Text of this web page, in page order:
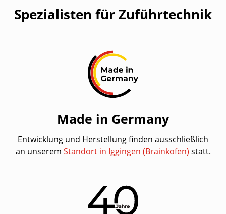
Spezialisten für Zuführtechnik
Made in Germany
Entwicklung und Herstellung finden ausschließlich
an unserem Standort in Iggingen (Brainkofen) statt.